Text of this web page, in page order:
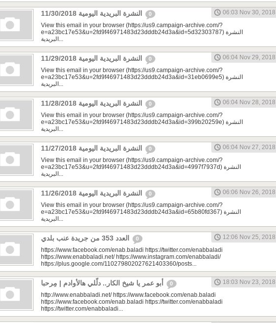
0
06:03 Nov 30, 2018
View this email in your browser (https://us9.campaign-archive.com/?
e=a23bc17e53&u=2fd9f46971483d23dddb24d3a&id=5d32303787) النشرة
البريدية...
0
06:04 Nov 29, 2018
View this email in your browser (https://us9.campaign-archive.com/?
e=a23bc17e53&u=2fd9f46971483d23dddb24d3a&id=31eb0699e5) النشرة
البريدية...
0
06:04 Nov 28, 2018
View this email in your browser (https://us9.campaign-archive.com/?
e=a23bc17e53&u=2fd9f46971483d23dddb24d3a&id=399b20259e) النشرة
البريدية...
0
06:04 Nov 27, 2018
View this email in your browser (https://us9.campaign-archive.com/?
e=a23bc17e53&u=2fd9f46971483d23dddb24d3a&id=4997f7937d) النشرة
البريدية...
0
06:06 Nov 26, 2018
View this email in your browser (https://us9.campaign-archive.com/?
e=a23bc17e53&u=2fd9f46971483d23dddb24d3a&id=65b80fd367) النشرة
البريدية...
0
12:06 Nov 25, 2018
https://www.facebook.com/enab.baladi https://twitter.com/enabbaladi
https://www.enabbaladi.net/ https://www.instagram.com/enabbaladi/
https://plus.google.com/110279802027621403360/posts...
0
18:03 Nov 23, 2018
http://www.enabbaladi.net/ https://www.facebook.com/enab.baladi
https://www.facebook.com/enab.baladi https://twitter.com/enabbaladi
https://twitter.com/enabbaladi...